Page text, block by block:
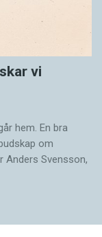
vi
hem. En bra
om
Anders Svensson,